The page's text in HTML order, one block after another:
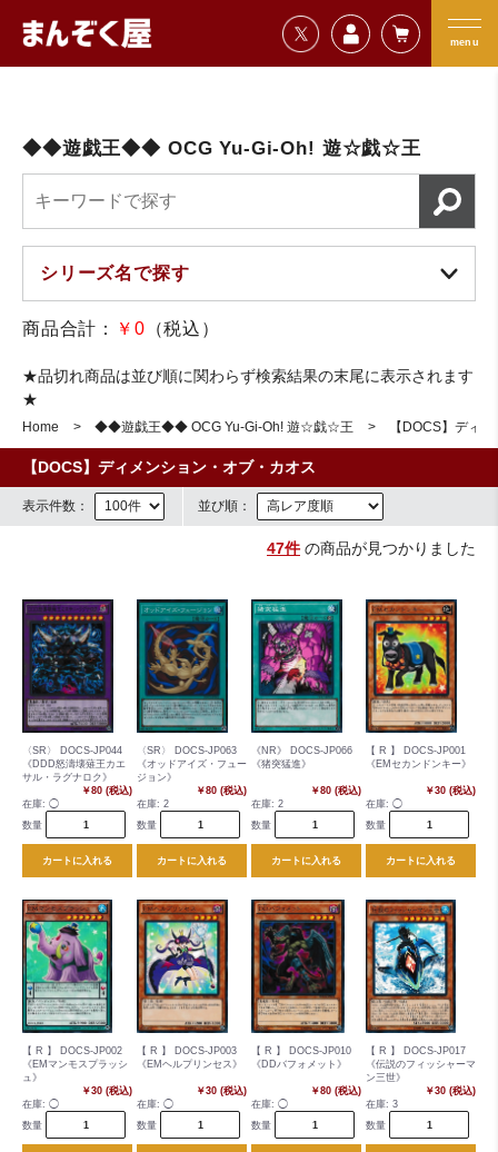
=================================
menu
まんぞく屋 格安TCG通販
◆◆遊戯王◆◆ OCG Yu-Gi-Oh! 遊☆戯☆王
商品合計： ￥0 （税込）
★品切れ商品は並び順に関わらず検索結果の末尾に表示されます
★
Home ◆◆遊戯王◆◆ OCG Yu-Gi-Oh! 遊☆戯☆王 【DOCS】ディ
【DOCS】ディメンション・オブ・カオス
表示件数： 並び順：
47件の商品が見つかりました
〈SR〉 DOCS-JP044
《DDD怒濤壊薙王カエ
サル・ラグナロク》
￥80 (税込)
在庫: ◯
数量
カートに入れる
〈SR〉 DOCS-JP063
《オッドアイズ・フュー
ジョン》
￥80 (税込)
在庫: 2
数量
カートに入れる
《NR》 DOCS-JP066
《猪突猛進》
￥80 (税込)
在庫: 2
数量
カートに入れる
【 R 】 DOCS-JP001
《EMセカンドンキー》
￥30 (税込)
在庫: ◯
数量
カートに入れる
【 R 】 DOCS-JP002
《EMマンモスプラッシ
ュ》
￥30 (税込)
在庫: ◯
数量
【 R 】 DOCS-JP003
《EMヘルプリンセス》
￥30 (税込)
在庫: ◯
数量
【 R 】 DOCS-JP010
《DDバフォメット》
￥80 (税込)
在庫: ◯
数量
【 R 】 DOCS-JP017
《伝説のフィッシャーマ
ン三世》
￥30 (税込)
在庫: 3
数量